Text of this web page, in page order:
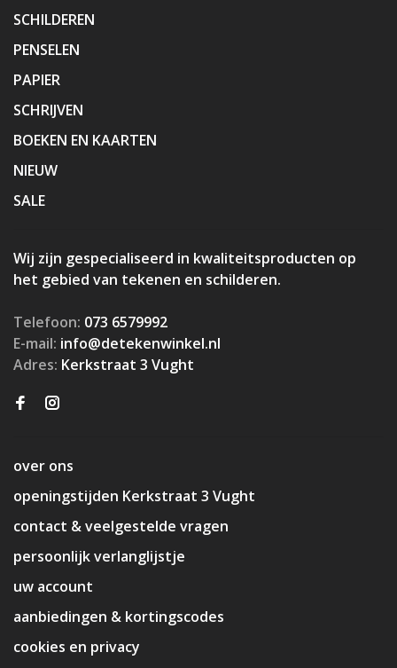
SCHILDEREN
PENSELEN
PAPIER
SCHRIJVEN
BOEKEN EN KAARTEN
NIEUW
SALE
Wij zijn gespecialiseerd in kwaliteitsproducten op
het gebied van tekenen en schilderen.
Telefoon: 073 6579992
E-mail: info@detekenwinkel.nl
Adres: Kerkstraat 3 Vught
over ons
openingstijden Kerkstraat 3 Vught
contact & veelgestelde vragen
persoonlijk verlanglijstje
uw account
aanbiedingen & kortingscodes
cookies en privacy